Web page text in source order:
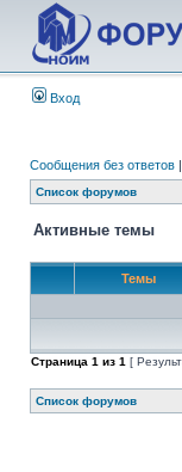
Вход
Сообщения без ответов |
Список форумов
Активные темы
Темы
Страница 1 из 1 [
Список форумов